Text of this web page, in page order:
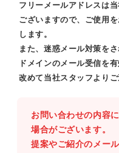
フリーメールアドレスは
ございますので、ご使用
します。
また、迷惑メール対策を
ドメインのメール受信を
改めて当社スタッフより
お問い合わせの内容
場合がございます。
提案やご紹介のメー